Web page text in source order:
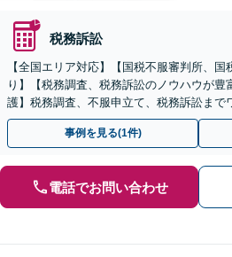
税務訴訟
【全国エリア対応】【国税不服審判所、
り】【税務調査、税務訴訟のノウハウが豊
護】税務調査、不服申立て、税務訴訟まで
事業承継にも対応【休日・夜間相談可】
事例を見る(1件)
電話でお問い合わせ